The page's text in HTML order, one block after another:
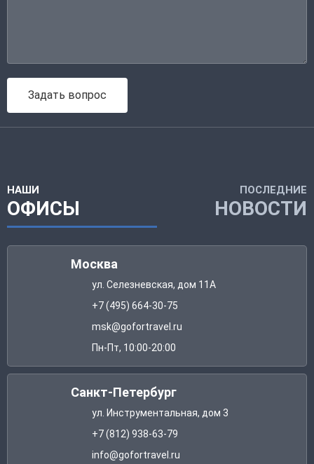
Задать вопрос
НАШИ
ОФИСЫ
ПОСЛЕДНИЕ
НОВОСТИ
Москва
ул. Селезневская, дом 11А
+7 (495) 664-30-75
msk@gofortravel.ru
Пн-Пт, 10:00-20:00
Санкт-Петербург
ул. Инструментальная, дом 3
+7 (812) 938-63-79
info@gofortravel.ru